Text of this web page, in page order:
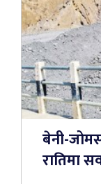
बेनी-
रातिमा